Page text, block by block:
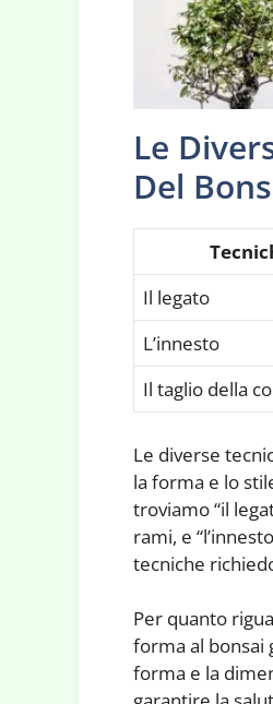
Le
Del
Il legato
L’innesto
Il taglio della
Le diverse
la forma e lo
troviamo “il
rami, e
tecniche
Per quanto
forma al bonsai
forma e la